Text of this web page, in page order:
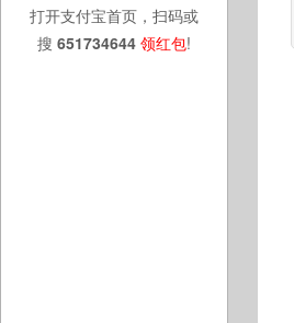
打开支付宝首页，扫码或
搜 651734644 领红包!